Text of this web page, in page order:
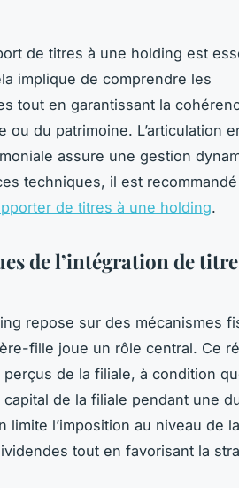
de titres à une holding est
implique de comprendre les
tout en garantissant la
du patrimoine. L’articulation
assure une gestion
techniques, il est recommandé
de titres à une holding.
de l’intégration de
repose sur des mécanismes
fille joue un rôle central. Ce
de la filiale, à condition
de la filiale pendant une
limite l’imposition au niveau de la
tout en favorisant la